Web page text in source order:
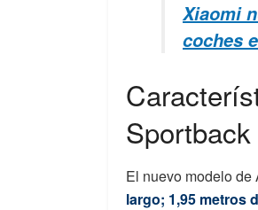
Xiaomi
coches
Sportback
El nuevo modelo
largo; 1,95 metros